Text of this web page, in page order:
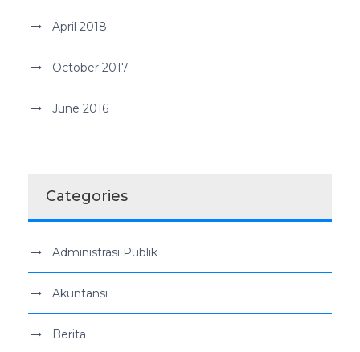
April 2018
October 2017
June 2016
Categories
Administrasi Publik
Akuntansi
Berita